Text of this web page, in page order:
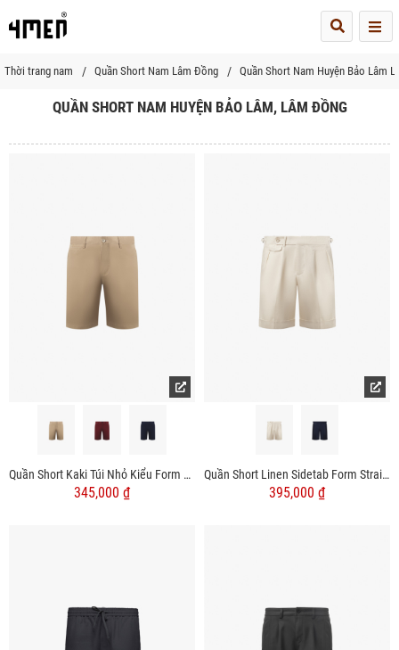
Thời trang nam Quần Short Nam Lâm Đồng Quần Short Nam Huyện Bảo Lâm
QUẦN SHORT NAM HUYỆN BẢO LÂM, LÂM ĐỒNG
Quần Short Kaki Túi Nhỏ Kiểu Form Regular QS054
345,000 ₫
Quần Short Linen Sidetab Form Straight QS056
395,000 ₫